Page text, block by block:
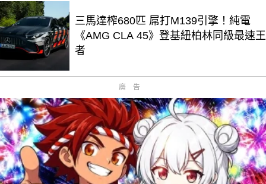
三馬達榨680匹 屌打M139引擎！純電
《AMG CLA 45》登基紐柏林同級最速王
者
廣告